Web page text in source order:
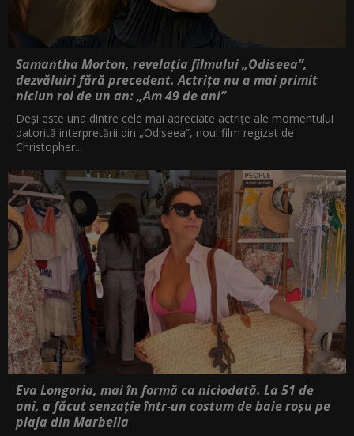
Samantha Morton, revelația filmului „Odiseea”,
dezvăluiri fără precedent. Actrița nu a mai primit
niciun rol de un an: „Am 49 de ani”
Deși este una dintre cele mai apreciate actrițe ale momentului
datorită interpretării din „Odiseea”, noul film regizat de
Christopher...
Eva Longoria, mai în formă ca niciodată. La 51 de
ani, a făcut senzație într-un costum de baie roșu pe
plaja din Marbella